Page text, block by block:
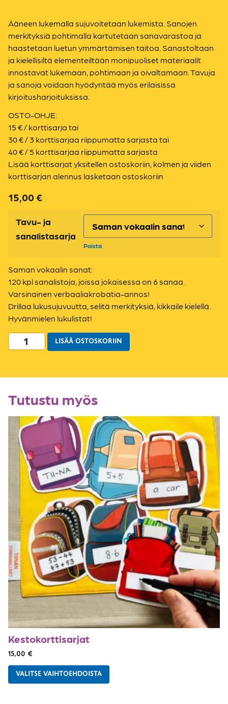
Ääneen lukemalla sujuvoitetaan lukemista. Sanojen
merkityksiä pohtimalla kartutetaan sanavarastoa ja
haastetaan luetun ymmärtämisen taitoa. Sanastoltaan
ja kielellisiltä elementeiltään monipuoliset materiaalit
innostavat lukemaan, pohtimaan ja oivaltamaan. Tavuja
ja sanoja voidaan hyödyntää myös erilaisissa
kirjoitusharjoituksissa.
OSTO-OHJE:
15 € / korttisarja tai
30 € / 3 korttisarjaa riippumatta sarjasta tai
40 € / 5 korttisarjaa riippumatta sarjasta
Lisää korttisarjat yksitellen ostoskoriin, kolmen ja viiden
korttisarjan alennus lasketaan ostoskoriin
15,00€
Tavu- ja
sanalistasarja
Poista
Saman vokaalin sanat:
120 kpl sanalistoja, joissa jokaisessa on 6 sanaa.
Varsinainen verbaaliakrobatia-annos!
Drillaa lukusujuvuutta, selitä merkityksiä, kikkaile kielellä.
Hyvänmielen lukulistat!
LISÄÄ OSTOSKORIIN
Tutustu myös
Kestokorttisarjat
15,00 €
VALITSE VAIHTOEHDOISTA